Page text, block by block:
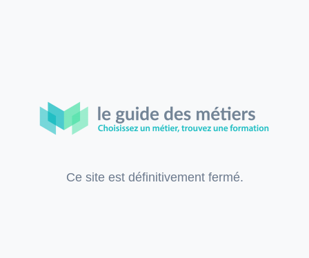
Ce site est définitivement fermé.